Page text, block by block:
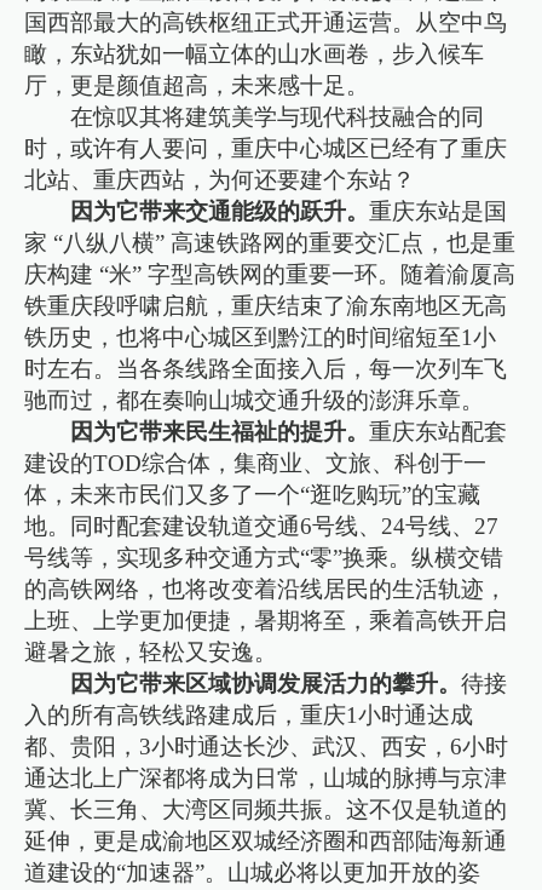
国西部最大的高铁枢纽正式开通运营。从空中鸟
瞰，东站犹如一幅立体的山水画卷，步入候车
厅，更是颜值超高，未来感十足。
在惊叹其将建筑美学与现代科技融合的同
时，或许有人要问，重庆中心城区已经有了重庆
北站、重庆西站，为何还要建个东站？
因为它带来交通能级的跃升。重庆东站是国
家 “八纵八横” 高速铁路网的重要交汇点，也是重
庆构建 “米” 字型高铁网的重要一环。随着渝厦高
铁重庆段呼啸启航，重庆结束了渝东南地区无高
铁历史，也将中心城区到黔江的时间缩短至1小
时左右。当各条线路全面接入后，每一次列车飞
驰而过，都在奏响山城交通升级的澎湃乐章。
因为它带来民生福祉的提升。重庆东站配套
建设的TOD综合体，集商业、文旅、科创于一
体，未来市民们又多了一个“逛吃购玩”的宝藏
地。同时配套建设轨道交通6号线、24号线、27
号线等，实现多种交通方式“零”换乘。纵横交错
的高铁网络，也将改变着沿线居民的生活轨迹，
上班、上学更加便捷，暑期将至，乘着高铁开启
避暑之旅，轻松又安逸。
因为它带来区域协调发展活力的攀升。待接
入的所有高铁线路建成后，重庆1小时通达成
都、贵阳，3小时通达长沙、武汉、西安，6小时
通达北上广深都将成为日常，山城的脉搏与京津
冀、长三角、大湾区同频共振。这不仅是轨道的
延伸，更是成渝地区双城经济圈和西部陆海新通
道建设的“加速器”。山城必将以更加开放的姿